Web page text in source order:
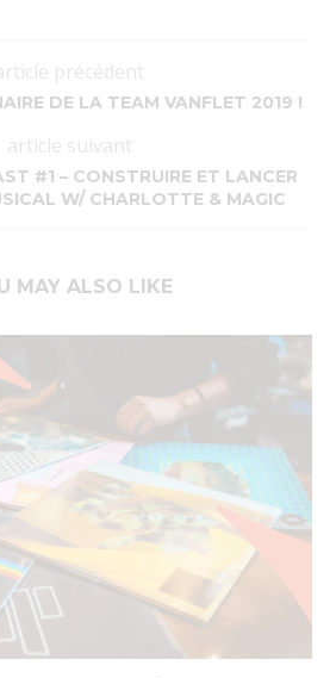
précédent
DE LA TEAM VANFLET 2019 !
article suivant
#1 – CONSTRUIRE ET LANCER
W/ CHARLOTTE & MAGIC
MAY ALSO LIKE